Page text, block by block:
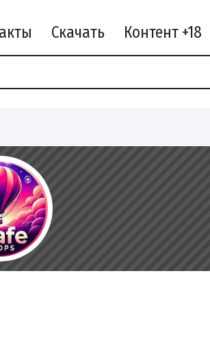
Скачать